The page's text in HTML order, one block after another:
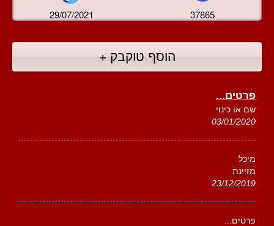
29/07/2021 37865
הוסף טוקבק +
פרטים...
שם או כינוי
03/01/2020
מיכל
מזיינת
23/12/2019
פרטים...